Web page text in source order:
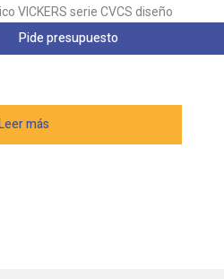
VICKERS serie CVCS diseño
más
Pide presupuesto